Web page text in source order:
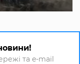
та e-mail